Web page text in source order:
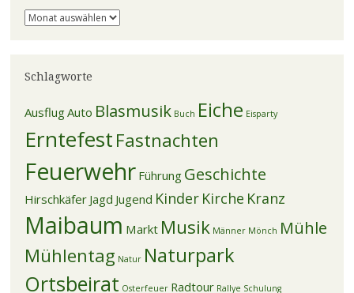
Archiv
Schlagworte
AusflugAuto Blasmusik Buch Eiche Eisparty
Erntefest Fastnachten
Feuerwehr Führung Geschichte
Hirschkäfer Jagd Jugend Kinder Kirche Kranz
Maibaum Markt Musik Männer Mönch Mühle
Mühlentag Natur Naturpark
Ortsbeirat Osterfeuer Radtour Rallye Schulung